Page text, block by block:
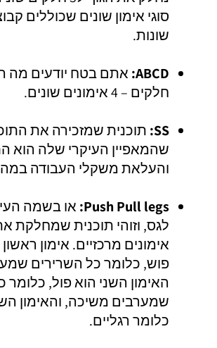
סוגי אימון שונים שכוללים
שונות.
ABCD:
חלקים – 4 אימונים שונים.
SS:
שהמאפיין העיקרי שלה הוא
והעלאת משקלי העבודה
Push Pull legs: או בשמה
אימונים מרכזיים. אימון ראשון
פוש, כלומר כל השרירים
האימון השני הוא פול, כלומר
שמערבים משיכה, והאימון
כלומר רגליים.